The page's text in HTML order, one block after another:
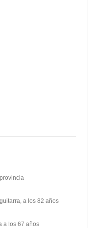
a los 82 años
a los 67 años